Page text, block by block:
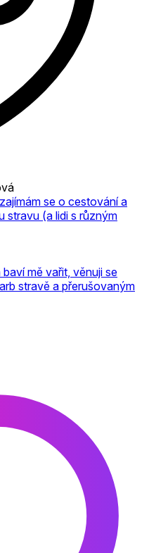
se o cestování a
stravu (a lidi s různým
mě vařit, věnuji se
stravě a přerušovaným